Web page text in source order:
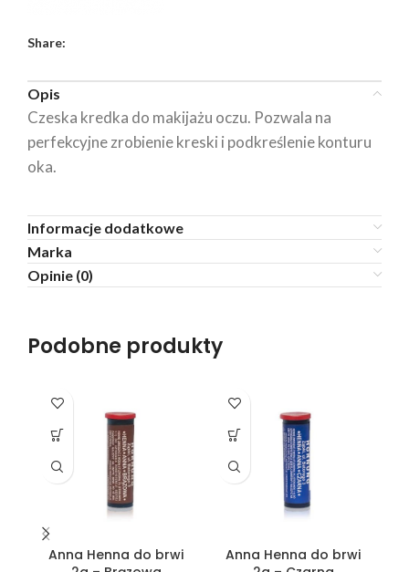
Share:
Opis
Czeska kredka do makijażu oczu. Pozwala na
perfekcyjne zrobienie kreski i podkreślenie konturu
oka.
Informacje dodatkowe
Marka
Opinie (0)
Podobne produkty
Anna Henna do brwi
Anna Henna do brwi